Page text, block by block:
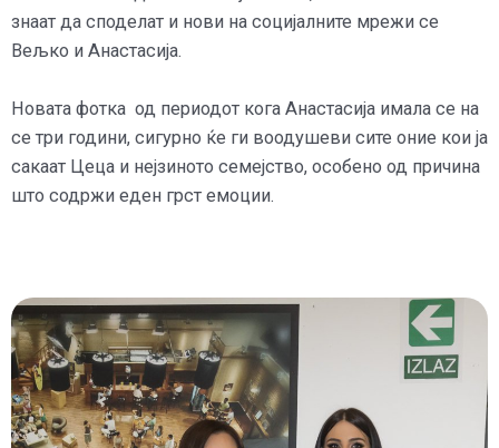
знаат да споделат и нови на социјалните мрежи се
Вељко и Анастасија.
Новата фотка од периодот кога Анастасија имала се на
се три години, сигурно ќе ги воодушеви сите оние кои ја
сакаат Цеца и нејзиното семејство, особено од причина
што содржи еден грст емоции.